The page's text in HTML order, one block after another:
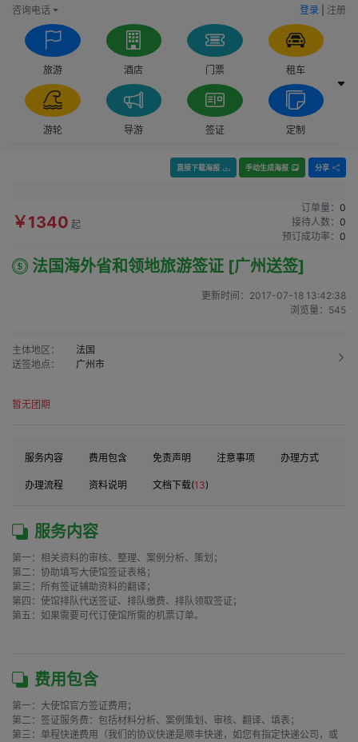
咨询电话 登录 注册
旅游 酒店 门票 租车
游轮 导游 签证 定制
直接下载海报 手动生成海报 分享
￥1340 起
订单量： 0
接待人数： 0
预订成功率： 0
法国海外省和领地旅游签证 [广州送签]
更新时间： 2017-07-18 13:42:38
浏览量： 545
主体地区：
法国
送签地点：
广州市
暂无团期
服务内容 费用包含 免责声明 注意事项 办理方式
办理流程 资料说明 文档下载(13)
服务内容
第一：相关资料的审核、整理、案例分析、策划；
第二：协助填写大使馆签证表格；
第三：所有签证辅助资料的翻译；
第四：使馆排队代送签证、排队缴费、排队领取签证；
第五：如果需要可代订使馆所需的机票订单。
费用包含
第一：大使馆官方签证费用；
第二：签证服务费：包括材料分析、案例策划、审核、翻译、填表；
第三：单程快递费用（我们的协议快递是顺丰快递，如您有指定快递公司，或